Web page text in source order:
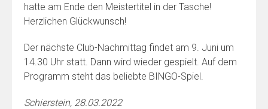
hatte am Ende den Meistertitel in der Tasche!
Herzlichen Glückwunsch!
Der nächste Club-Nachmittag findet am 9. Juni um
14.30 Uhr statt. Dann wird wieder gespielt. Auf dem
Programm steht das beliebte BINGO-Spiel.
Schierstein, 28.03.2022